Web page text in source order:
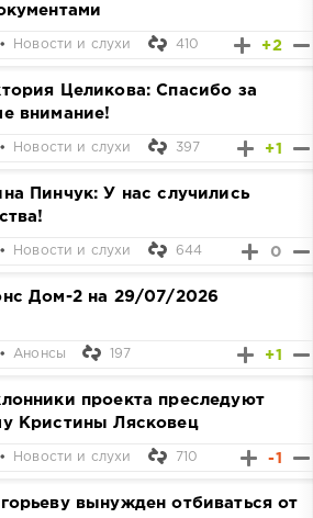
+2
Новости и слухи 410
Целикова: Спасибо за
внимание!
+1
Новости и слухи 397
Пинчук: У нас случились
0
Новости и слухи 644
Дом-2 на 29/07/2026
+1
Анонсы 197
проекта преследуют
Кристины Лясковец
-1
Новости и слухи 710
вынужден отбиваться от